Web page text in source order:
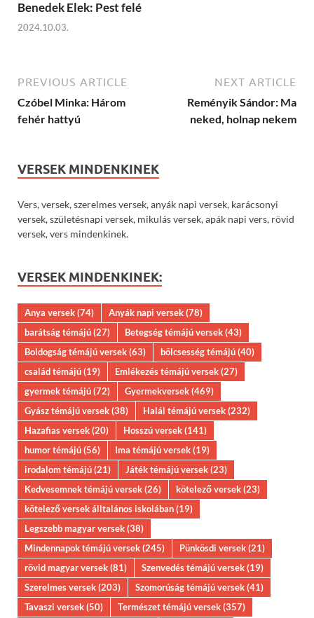
Benedek Elek: Pest felé
2024.10.03.
PREVIOUS ARTICLE
Czóbel Minka: Három
fehér hattyú
NEXT ARTICLE
Reményik Sándor: Ma
neked, holnap nekem
VERSEK MINDENKINEK
Vers, versek, szerelmes versek, anyák napi versek, karácsonyi
versek, születésnapi versek, mikulás versek, apák napi vers, rövid
versek, vers mindenkinek.
VERSEK MINDENKINEK:
Anya versek(74) Anyák napi versek(78)
barátság témájú(27) Betegség témájú versek(43)
Boldogság témájú versek(63) bölcsesség témájú(40)
család témájú(19) Emlékezés témájú versek(27)
gyermek témájú(72) Gyermekversek(469)
Gyász témájú versek(38) Halál témájú versek(232)
Hazafias versek(20) Hosszú versek(141)
humor témájú(56) Ima témájú versek(19)
irodalom témájú(21) Játék témájú versek(23)
Kedvesemnek témájú versek(26) kötelező versek(23)
kötelező versek álltalános iskolában(19)
Legszebb magyar versek(38)
Mindennapok témájú versek(245) Pünkösdi versek(21)
rövid magyar versek(81) Szenvedés témájú versek(19)
Szerelmes versek(203) Szomorúság témájú versek(41)
Tavaszi versek(50) Természet témájú versek(357)